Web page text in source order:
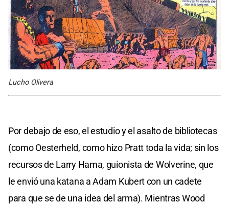
Lucho Olivera
Por debajo de eso, el estudio y el asalto de bibliotecas
(como Oesterheld, como hizo Pratt toda la vida; sin los
recursos de Larry Hama, guionista de Wolverine, que
le envió una katana a Adam Kubert con un cadete
para que se de una idea del arma). Mientras Wood